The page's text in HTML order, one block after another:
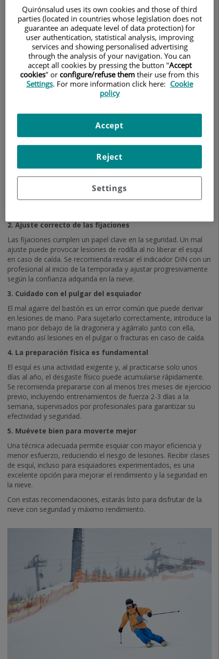
Quirónsalud, ofrece una serie de recomendaciones clave para
disfrutar de este deporte de manera segura y eficiente.
1. El material es clave
Antes de lanzarte a la nieve, es fundamental asegurarte de que
tu equipo esté en buen estado y sea adecuado para ti. La ropa
debe permitir movilidad fluida y adaptarse a las condiciones
climáticas. Las gafas de esquí son imprescindibles para proteger
la vista de los rayos UV y mejorar la visibilidad en diversas
En cuanto a los esquís, elegir el tipo adecuado según el terreno
Esquí alpino: Ideal para pistas preparadas, ofrece
estabilidad y control.
: Versátil, permite esquiar en diferentes
tipos de nieve.
Freeride: Diseñado para nieve sin pisar, reduce el riesgo
de lesiones en terrenos no preparados.
Consultar con un profesional para elegir el esquí más adecuado
2. Ajuste correcto de las fijaciones
Las fijaciones cumplen un papel clave en la seguridad. Un mal
ajuste puede provocar lesiones de rodilla al no liberar el esquí
en caso de caída. Se recomienda revisar el indicador DIN con un
profesional al inicio de la temporada y ajustar progresivamente
según la confianza adquirida en la nieve.
3. Cuidado con el pulgar del esquiador
El mal agarre del bastón es un error común que puede derivar
en lesiones de mano. Para sujetarlo correctamente, introduce la
mano por debajo de la dragonera y agárralo junto con ella,
evitando así lesiones en el pulgar o fracturas en caso de caída.
4. La preparación física es fundamental
El esquí es una actividad exigente y, al practicarse solo unos
días al año, el desgaste físico puede acumularse rápidamente.
Se recomienda prepararse con al menos tres meses de ejercicio
previo, incluyendo entrenamientos de fuerza 2-3 días a la
semana, supervisados por profesionales para garantizar su
efectividad y seguridad.
5. Muévete bien para moverte mejor
Una técnica adecuada permite esquiar con mayor eficiencia y
menor esfuerzo, reduciendo el riesgo de lesiones. Recibir clases
de esquí, incluso para esquiadores experimentados, es una
excelente opción para mejorar el rendimiento y la seguridad en
la nieve.
Con estas recomendaciones, estarás listo para disfrutar de la
nieve con seguridad y máximo rendimiento.
Quirónsalud uses its own cookies and those of third
parties (located in countries whose legislation does not
guarantee an adequate level of data protection) for
user authentication, statistical analysis, improving
services and showing personalised advertising
through the analysis of your navigation. You can
accept all cookies by pressing the button "Accept
cookies" or configure/refuse them their use from this
Settings. For more information click here: Cookie
policy
Settings
Reject
Accept